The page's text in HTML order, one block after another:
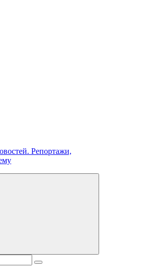
зачем и почему. Новости политики,